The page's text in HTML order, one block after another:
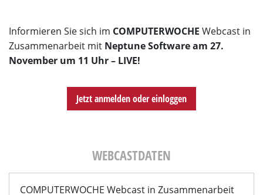
Informieren Sie sich im COMPUTERWOCHE Webcast in
Zusammenarbeit mit Neptune Software am 27.
November um 11 Uhr – LIVE!
Jetzt anmelden oder einloggen
WEBCASTDATEN
COMPUTERWOCHE Webcast in Zusammenarbeit